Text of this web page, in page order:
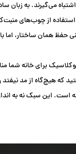
می‌گیرند. به زبان
از چوب‌های
حفظ همان ساختار، اما
برای خانه شما
که هیچ‌گاه از مد
است. این سبک نه به